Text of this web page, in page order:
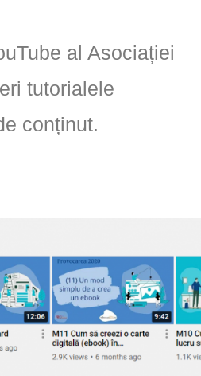
al Asociației
tutorialele
conținut.